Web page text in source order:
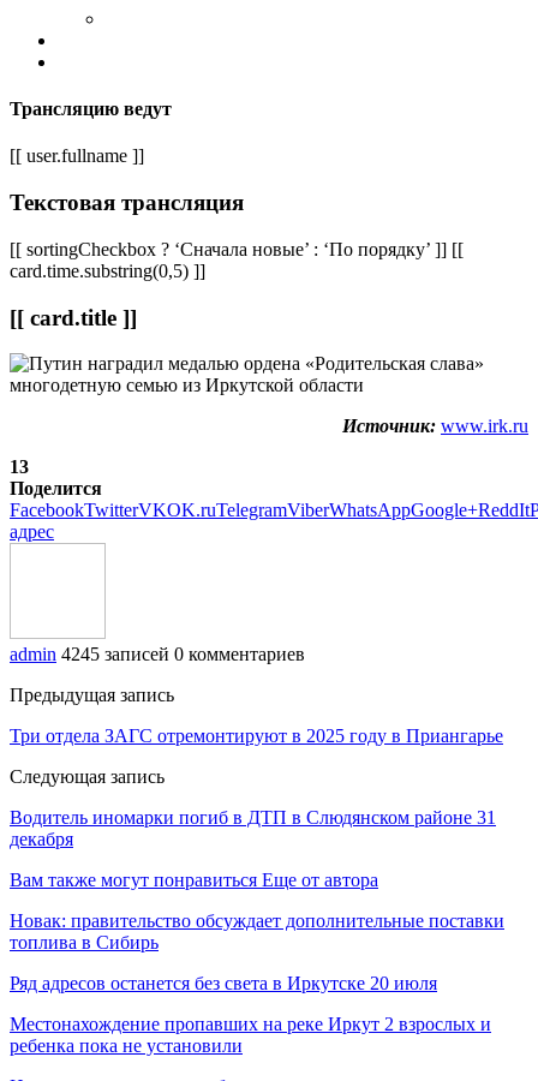
Трансляцию ведут
[[ user.fullname ]]
Текстовая трансляция
[[ sortingCheckbox ? ‘Сначала новые’ : ‘По порядку’ ]] [[
card.time.substring(0,5) ]]
[[ card.title ]]
Источник: www.irk.ru
13
Поделится
FacebookTwitterVKOK.ruTelegramViberWhatsAppGoogle+ReddIt
адрес
admin 4245 записей 0 комментариев
Предыдущая запись
Три отдела ЗАГС отремонтируют в 2025 году в Приангарье
Следующая запись
Водитель иномарки погиб в ДТП в Слюдянском районе 31
декабря
Вам также могут понравиться Еще от автора
Новак: правительство обсуждает дополнительные поставки
топлива в Сибирь
Ряд адресов останется без света в Иркутске 20 июля
Местонахождение пропавших на реке Иркут 2 взрослых и
ребенка пока не установили